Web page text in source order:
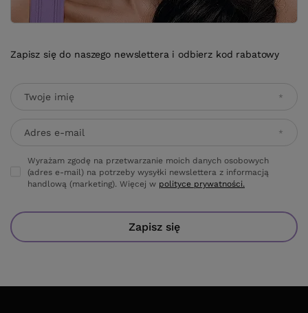
Zapisz się do naszego newslettera i odbierz kod rabatowy
Twoje imię
Adres e-mail
Wyrażam zgodę na przetwarzanie moich danych osobowych
(adres e-mail) na potrzeby wysyłki newslettera z informacją
handlową (marketing). Więcej w polityce prywatności.
Zapisz się